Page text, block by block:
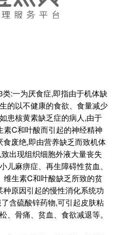
类:一为厌食症,即指由于机体缺
的以不健康的食欲、食量减少
患核黄素缺乏症的病人,由于
C和叶酸而引起的神经精神
废绝,即由营养缺乏而致机体
出现组织细胞外液大量丧失
儿麻痹症、再生障碍性贫血、
生素C和叶酸缺乏所致的贫
原因引起的慢性消化系统功
含硫酸锌药物,可引起皮肤粘
、骨痛、贫血、食欲减退等。